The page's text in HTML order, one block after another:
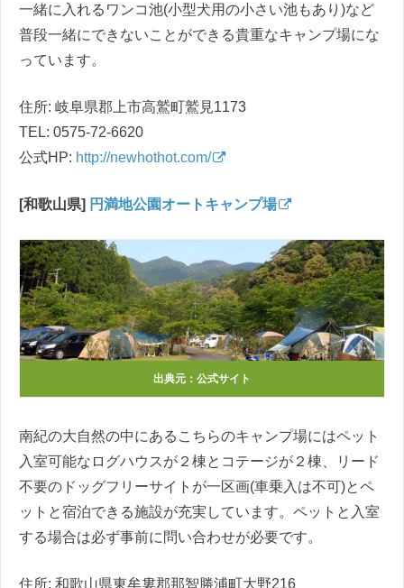
一緒に入れるワンコ池(小型犬用の小さい池もあり)など
普段一緒にできないことができる貴重なキャンプ場にな
っています。
住所: 岐阜県郡上市高鷲町鷲見1173
TEL: 0575-72-6620
公式HP: http://newhothot.com/
[和歌山県] 円満地公園オートキャンプ場
出典元：公式サイト
南紀の大自然の中にあるこちらのキャンプ場にはペット
入室可能なログハウスが２棟とコテージが２棟、リード
不要のドッグフリーサイトが一区画(車乗入は不可)とペ
ットと宿泊できる施設が充実しています。ペットと入室
する場合は必ず事前に問い合わせが必要です。
住所: 和歌山県東牟婁郡那智勝浦町大野216